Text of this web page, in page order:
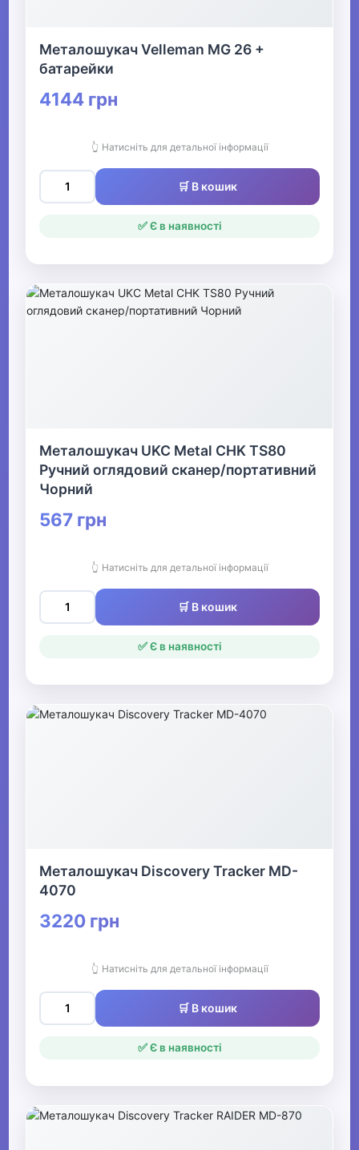
Металошукач Velleman MG 26 +
батарейки
4144 грн
👆 Натисніть для детальної інформації
🛒 В кошик
✅ Є в наявності
Металошукач UKC Metal CHK TS80
Ручний оглядовий сканер/портативний
Чорний
567 грн
👆 Натисніть для детальної інформації
🛒 В кошик
✅ Є в наявності
Металошукач Discovery Tracker MD-
4070
3220 грн
👆 Натисніть для детальної інформації
🛒 В кошик
✅ Є в наявності